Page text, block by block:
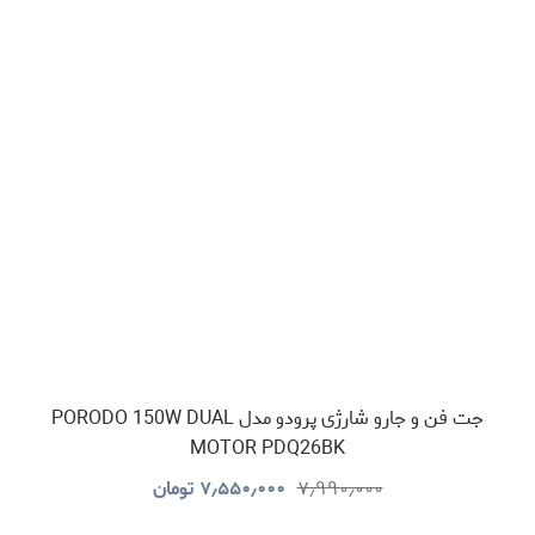
جت فن و جارو شارژی پرودو مدل PORODO 150W DUAL
MOTOR PDQ26BK
۷٫۹۹۰٫۰۰۰ ۷٫۵۵۰٫۰۰۰ تومان